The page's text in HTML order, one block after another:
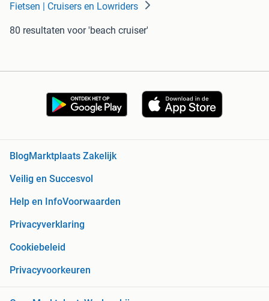
Fietsen | Cruisers en Lowriders
80 resultaten voor 'beach cruiser'
Blog Marktplaats Zakelijk
Veilig en Succesvol
Help en InfoVoorwaarden
Privacyverklaring
Cookiebeleid
Privacyvoorkeuren